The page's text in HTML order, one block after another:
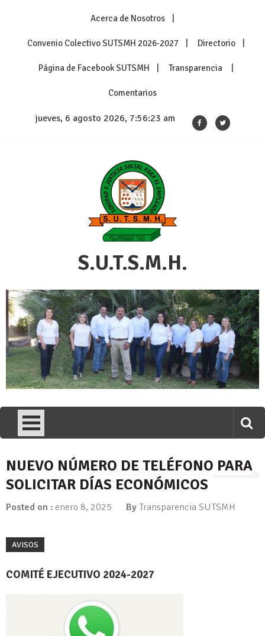
Acerca de Nosotros
Convenio Colectivo SUTSMH 2026-2027 Directorio
Página de Facebook SUTSMH Transparencia
Comentarios
jueves, 6 agosto 2026, 7:56:23 am
S.U.T.S.M.H.
NUEVO NÚMERO DE TELÉFONO PARA
SOLICITAR DÍAS ECONÓMICOS
Posted on : enero 8, 2025 By Transparencia SUTSMH
AVISOS
COMITÉ EJECUTIVO 2024-2027